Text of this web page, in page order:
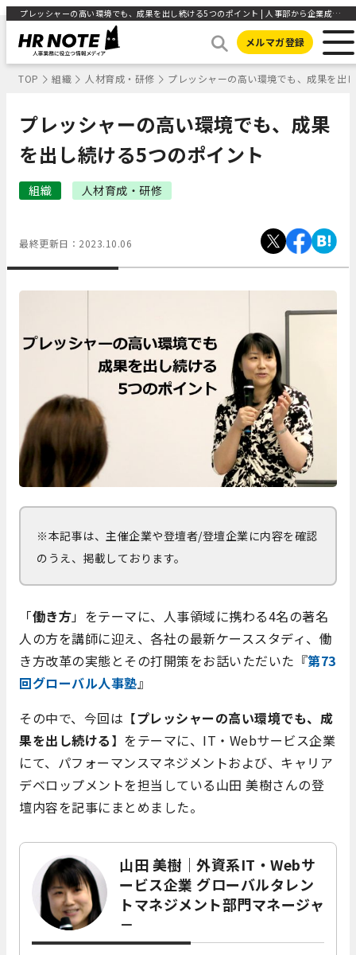
プレッシャーの高い環境でも、成果を出し続ける5つのポイント | 人事部から企業成長を応援するメディアHR NOTE
メルマガ登録
TOP 組織 人材育成・研修 プレッシャーの高い環境でも、成果を出
プレッシャーの高い環境でも、成果
を出し続ける5つのポイント
組織 人材育成・研修
最終更新日： 2023.10.06
※本記事は、主催企業や登壇者/登壇企業に内容を確認
のうえ、掲載しております。
「働き方」をテーマに、人事領域に携わる4名の著名
人の方を講師に迎え、各社の最新ケーススタディ、働
き方改革の実態とその打開策をお話いただいた『第73
回グローバル人事塾』
その中で、今回は【プレッシャーの高い環境でも、成
果を出し続ける】をテーマに、IT・Webサービス企業
にて、パフォーマンスマネジメントおよび、キャリア
デベロップメントを担当している山田 美樹さんの登
壇内容を記事にまとめました。
山田 美樹｜外資系IT・Webサ
ービス企業 グローバルタレン
トマネジメント部門マネージャ
－